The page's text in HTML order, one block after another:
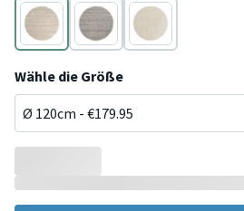
Taupe Grau
Beige
Wähle die Größe